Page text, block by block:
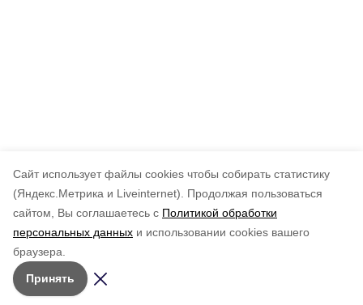
Cайт использует файлы cookies чтобы собирать статистику
(Яндекс.Метрика и Liveinternet).
Продолжая пользоваться
сайтом, Вы соглашаетесь с Политикой обработки
персональных данных и использовании cookies вашего
браузера.
Принять